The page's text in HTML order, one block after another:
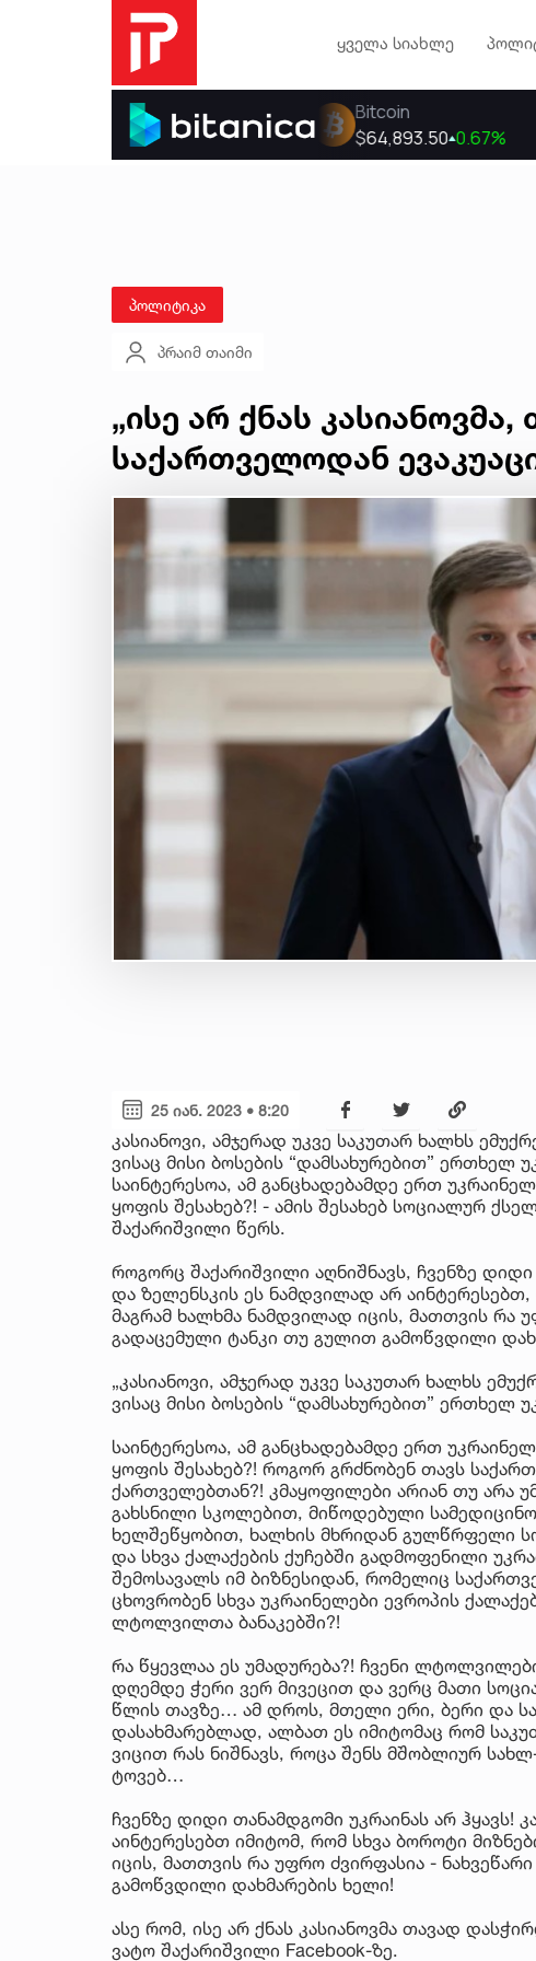
ყველა სიახლე
პოლიტიკა
პრაიმ თაიმი
„ისე არ ქნას
საქართველოდან
25 იან. 2023 • 8:20
კასიანოვი, ამჯერად უკვე საკუთარ ხალხს
ვისაც მისი ბოსების “დამსახურებით” ერთხელ
საინტერესოა, ამ განცხადებამდე ერთ
ყოფის შესახებ?! - ამის შესახებ სოციალურ
შაქარიშვილი წერს.
როგორც შაქარიშვილი აღნიშნავს, ჩვენზე დიდი
და ზელენსკის ეს ნამდვილად არ
მაგრამ ხალხმა ნამდვილად იცის, მათთვის რა
გადაცემული ტანკი თუ გულით გამოწვდილი
„კასიანოვი, ამჯერად უკვე საკუთარ ხალხს
ვისაც მისი ბოსების “დამსახურებით” ერთხელ
საინტერესოა, ამ განცხადებამდე ერთ
ყოფის შესახებ?! როგორ გრძნობენ თავს
ქართველებთან?! კმაყოფილები არიან თუ არა
გახსნილი სკოლებით, მიწოდებული
ხელშეწყობით, ხალხის მხრიდან გულწრფელი
და სხვა ქალაქების ქუჩებში გადმოფენილი
შემოსავალს იმ ბიზნესიდან, რომელიც
ცხოვრობენ სხვა უკრაინელები ევროპის
ლტოლვილთა ბანაკებში?!
რა წყევლაა ეს უმადურება?! ჩვენი
დღემდე ჭერი ვერ მივეცით და ვერც მათი
წლის თავზე… ამ დროს, მთელი ერი, ბერი და
დასახმარებლად, ალბათ ეს იმიტომაც რომ
ვიცით რას ნიშნავს, როცა შენს მშობლიურ
ტოვებ…
ჩვენზე დიდი თანამდგომი უკრაინას არ ჰყავს!
აინტერესებთ იმიტომ, რომ სხვა ბოროტი
იცის, მათთვის რა უფრო ძვირფასია -
გამოწვდილი დახმარების ხელი!
ასე რომ, ისე არ ქნას კასიანოვმა თავად
ვატო შაქარიშვილი Facebook-ზე.